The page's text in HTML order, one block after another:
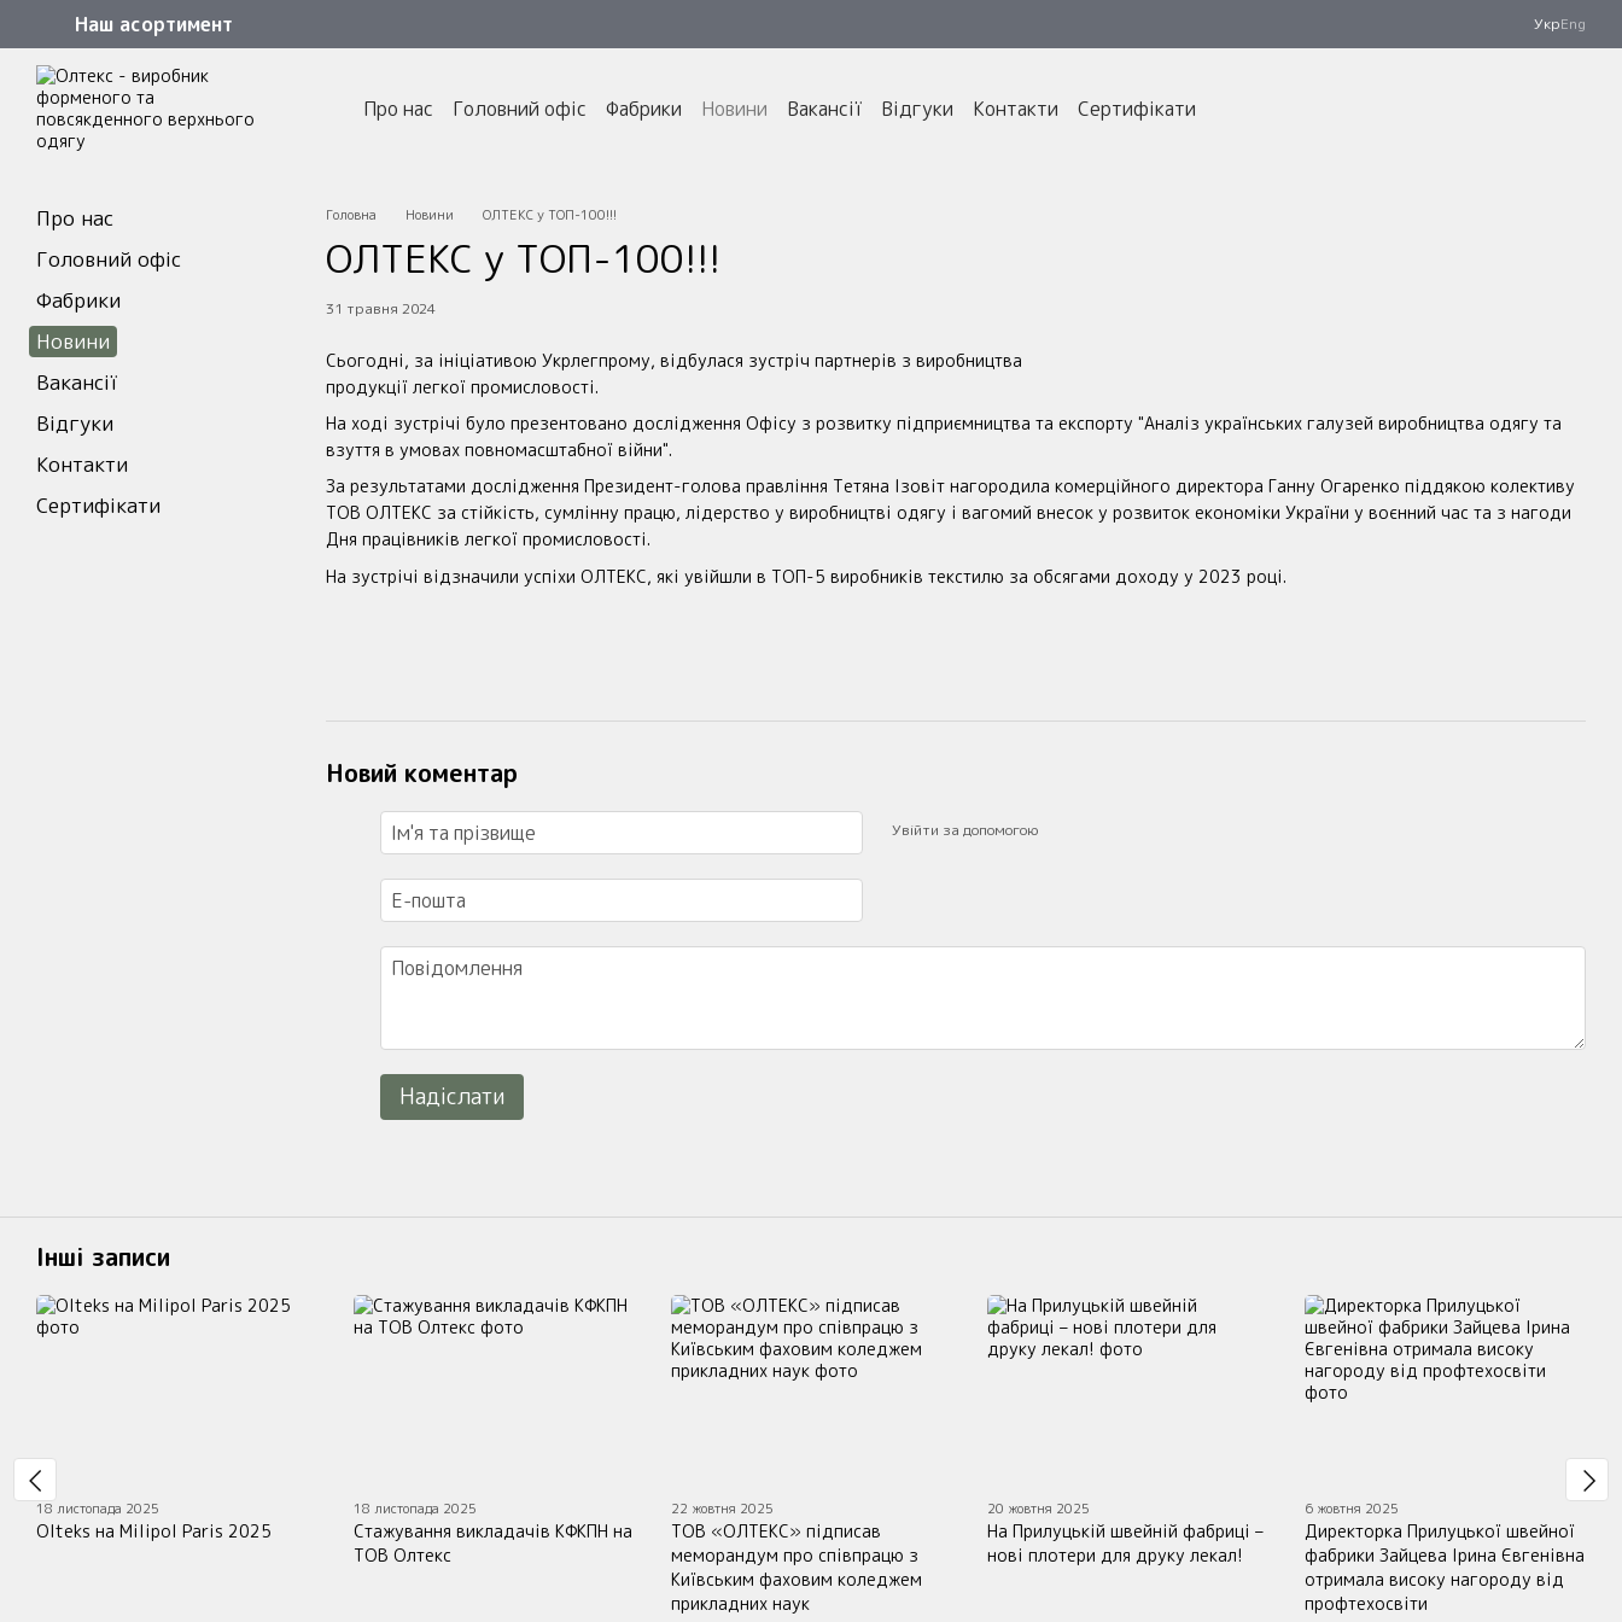
Перейти до основного контенту
Наш асортимент УкрEng
Про нас Головний офіс Фабрики Новини Вакансії Відгуки Контакти Сертифікати
Головна Новини ОЛТЕКС у ТОП-100!!!
ОЛТЕКС у ТОП-100!!!
31 травня 2024
Сьогодні, за ініціативою Укрлегпрому, відбулася зустріч партнерів з виробництва
продукції легкої промисловості.
На ході зустрічі було презентовано дослідження Офісу з розвитку підприємництва та експорту "Аналіз українських галузей виробництва одягу та
взуття в умовах повномасштабної війни".
За результатами дослідження Президент-голова правління Тетяна Ізовіт нагородила комерційного директора Ганну Огаренко піддякою колективу
ТОВ ОЛТЕКС за стійкість, сумлінну працю, лідерство у виробництві одягу і вагомий внесок у розвиток економіки України у воєнний час та з нагоди
Дня працівників легкої промисловості.
На зустрічі відзначили успіхи ОЛТЕКС, які увійшли в ТОП-5 виробників текстилю за обсягами доходу у 2023 році.
Новий коментар
Увійти за допомогою
Надіслати
Про нас
Головний офіс
Фабрики
Новини
Вакансії
Відгуки
Контакти
Сертифікати
Інші записи
18 листопада 2025
Olteks на Milipol Paris 2025
18 листопада 2025
Стажування викладачів КФКПН на
ТОВ Олтекс
22 жовтня 2025
ТОВ «ОЛТЕКС» підписав
меморандум про співпрацю з
Київським фаховим коледжем
прикладних наук
20 жовтня 2025
На Прилуцькій швейній фабриці –
нові плотери для друку лекал!
6 жовтня 2025
Директорка Прилуцької швейної
фабрики Зайцева Ірина Євгенівна
отримала високу нагороду від
профтехосвіти